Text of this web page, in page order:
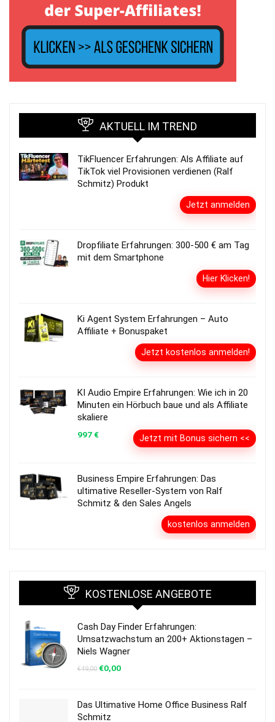
AKTUELL IM TREND
TikFluencer Erfahrungen: Als Affiliate auf
TikTok viel Provisionen verdienen (Ralf
Schmitz) Produkt
Jetzt anmelden
Dropfiliate Erfahrungen: 300-500 € am Tag
mit dem Smartphone
Hier Klicken!
Ki Agent System Erfahrungen – Auto
Affiliate + Bonuspaket
Jetzt kostenlos anmelden!
KI Audio Empire Erfahrungen: Wie ich in 20
Minuten ein Hörbuch baue und als Affiliate
skaliere
997 € Jetzt mit Bonus sichern <<
Business Empire Erfahrungen: Das
ultimative Reseller-System von Ralf
Schmitz & den Sales Angels
kostenlos anmelden
KOSTENLOSE ANGEBOTE
Cash Day Finder Erfahrungen:
Umsatzwachstum an 200+ Aktionstagen –
Niels Wagner
€49,00 €0,00
Das Ultimative Home Office Business Ralf
Schmitz